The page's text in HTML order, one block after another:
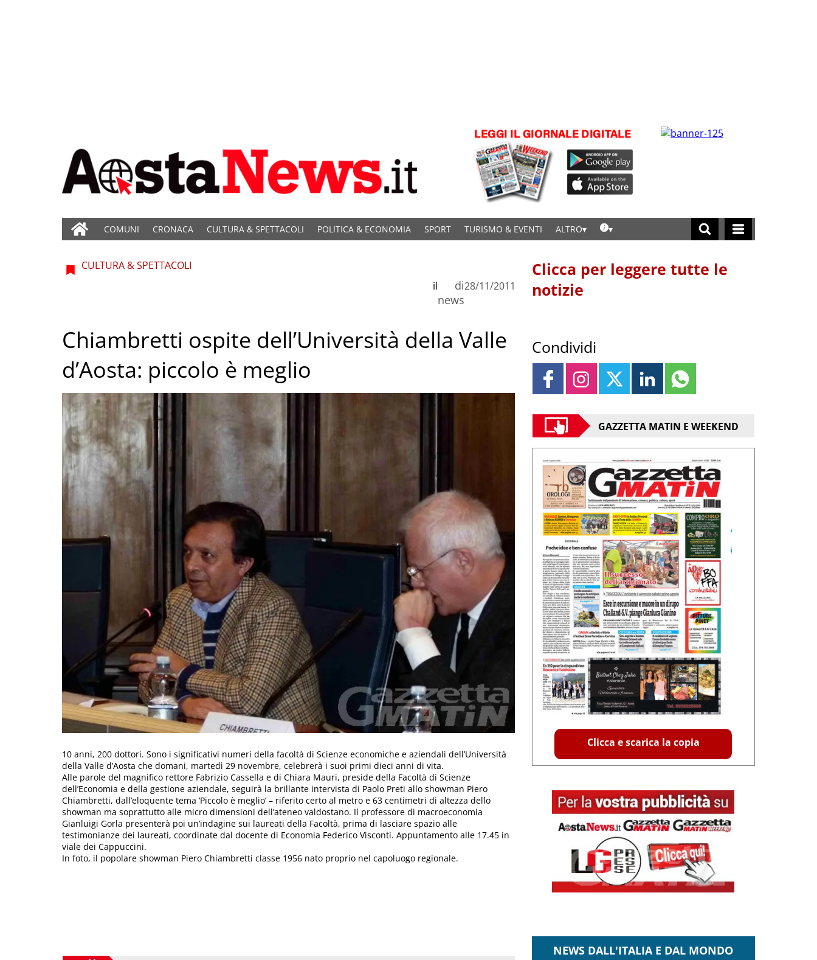
COMUNI CRONACA CULTURA & SPETTACOLI POLITICA & ECONOMIA SPORT TURISMO & EVENTI ALTRO
CULTURA & SPETTACOLI
di
news
il 28/11/2011
Chiambretti ospite dell’Università della Valle
d’Aosta: piccolo è meglio
10 anni, 200 dottori. Sono i significativi numeri della facoltà di Scienze economiche e aziendali dell’Università
della Valle d’Aosta che domani, martedì 29 novembre, celebrerà i suoi primi dieci anni di vita.
Alle parole del magnifico rettore Fabrizio Cassella e di Chiara Mauri, preside della Facoltà di Scienze
dell’Economia e della gestione aziendale, seguirà la brillante intervista di Paolo Preti allo showman Piero
Chiambretti, dall’eloquente tema ‘Piccolo è meglio’ – riferito certo al metro e 63 centimetri di altezza dello
showman ma soprattutto alle micro dimensioni dell’ateneo valdostano. Il professore di macroeconomia
Gianluigi Gorla presenterà poi un’indagine sui laureati della Facoltà, prima di lasciare spazio alle
testimonianze dei laureati, coordinate dal docente di Economia Federico Visconti. Appuntamento alle 17.45 in
viale dei Cappuccini.
In foto, il popolare showman Piero Chiambretti classe 1956 nato proprio nel capoluogo regionale.
Clicca per leggere tutte le
notizie
Condividi
GAZZETTA MATIN E WEEKEND
Clicca e scarica la copia
NEWS DALL'ITALIA E DAL MONDO